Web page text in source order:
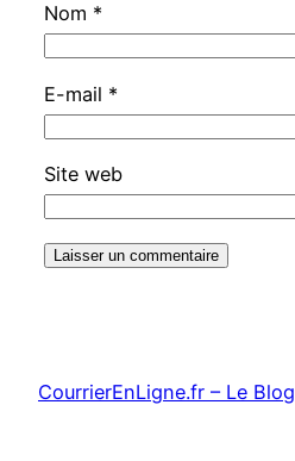
Nom *
E-mail *
Site web
CourrierEnLigne.fr – Le Blog